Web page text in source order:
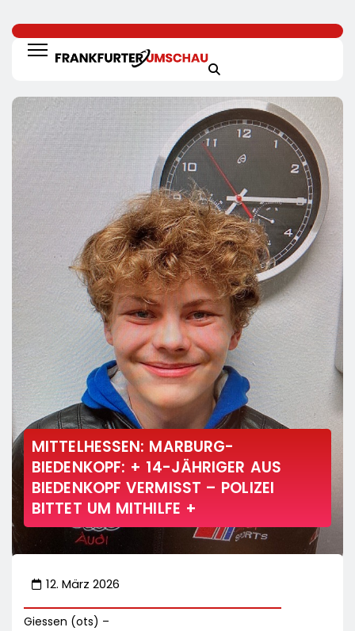
MITTELHESSEN: MARBURG-
BIEDENKOPF: + 14-JÄHRIGER AUS
BIEDENKOPF VERMISST – POLIZEI
BITTET UM MITHILFE +
12. März 2026
Giessen (ots) –